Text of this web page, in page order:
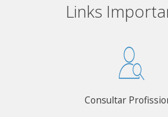
Links
Consultar